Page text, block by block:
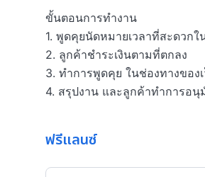
ขั้นตอนการทำงาน
1. พูดคุยนัดหมายเวลาที่สะดวกใ
2. ลูกค้าชำระเงินตามที่ตกลง
3. ทำการพูดคุย ในช่องทางของ
4. สรุปงาน และลูกค้าทำการอนุ
ฟรีแลนซ์